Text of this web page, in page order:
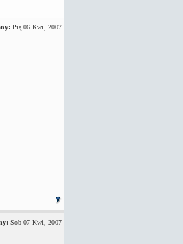
Pią 06 Kwi, 2007
Sob 07 Kwi, 2007